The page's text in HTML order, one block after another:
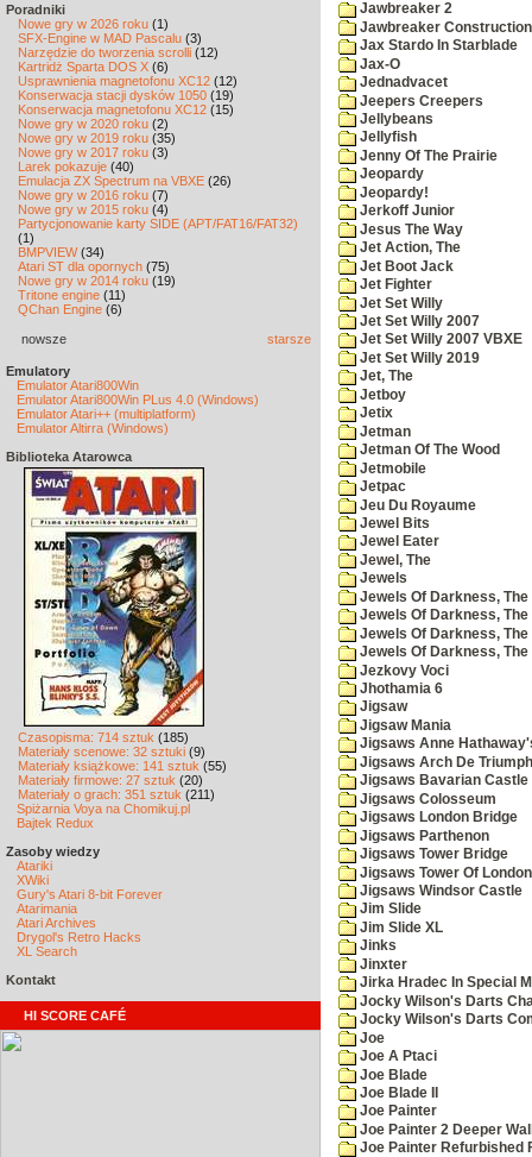
Poradniki
Nowe gry w 2026 roku (1)
SFX-Engine w MAD Pascalu (3)
Narzędzie do tworzenia scrolli (12)
Kartridż Sparta DOS X (6)
Usprawnienia magnetofonu XC12 (12)
Konserwacja stacji dysków 1050 (19)
Konserwacja magnetofonu XC12 (15)
Nowe gry w 2020 roku (2)
Nowe gry w 2019 roku (35)
Nowe gry w 2017 roku (3)
Larek pokazuje (40)
Emulacja ZX Spectrum na VBXE (26)
Nowe gry w 2016 roku (7)
Nowe gry w 2015 roku (4)
Partycjonowanie karty SIDE (APT/FAT16/FAT32)
(1)
BMPVIEW(34)
Atari ST dla opornych (75)
Nowe gry w 2014 roku (19)
Tritone engine (11)
QChan Engine (6)
nowsze starsze
Emulatory
Emulator Atari800Win
Emulator Atari800Win PLus 4.0 (Windows)
Emulator Atari++ (multiplatform)
Emulator Altirra (Windows)
Biblioteka Atarowca
Czasopisma: 714 sztuk (185)
Materiały scenowe: 32 sztuki (9)
Materiały książkowe: 141 sztuk (55)
Materiały firmowe: 27 sztuk (20)
Materiały o grach: 351 sztuk (211)
Spiżarnia Voya na Chomikuj.pl
Bajtek Redux
Zasoby wiedzy
Atariki
XWiki
Gury's Atari 8-bit Forever
Atarimania
Atari Archives
Drygol's Retro Hacks
XL Search
Kontakt
HI SCORE CAFÉ
Jawbreaker 2
Jawbreaker Construction
Jax Stardo In Starblade
Jax-O
Jednadvacet
Jeepers Creepers
Jellybeans
Jellyfish
Jenny Of The Prairie
Jeopardy
Jeopardy!
Jerkoff Junior
Jesus The Way
Jet Action, The
Jet Boot Jack
Jet Fighter
Jet Set Willy
Jet Set Willy 2007
Jet Set Willy 2007 VBXE
Jet Set Willy 2019
Jet, The
Jetboy
Jetix
Jetman
Jetman Of The Wood
Jetmobile
Jetpac
Jeu Du Royaume
Jewel Bits
Jewel Eater
Jewel, The
Jewels
Jewels Of Darkness, The
Jewels Of Darkness,
Jewels Of Darkness,
Jewels Of Darkness,
Jezkovy Voci
Jhothamia 6
Jigsaw
Jigsaw Mania
Jigsaws Anne
Jigsaws Arch De Triumph
Jigsaws Bavarian Castle
Jigsaws Colosseum
Jigsaws London Bridge
Jigsaws Parthenon
Jigsaws Tower Bridge
Jigsaws Tower Of London
Jigsaws Windsor Castle
Jim Slide
Jim Slide XL
Jinks
Jinxter
Jirka Hradec In Special
Jocky Wilson's Darts
Jocky Wilson's Darts
Joe
Joe A Ptaci
Joe Blade
Joe Blade II
Joe Painter
Joe Painter 2 Deeper
Joe Painter Refurbished